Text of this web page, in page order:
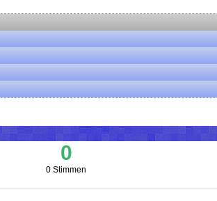
0
0 Stimmen